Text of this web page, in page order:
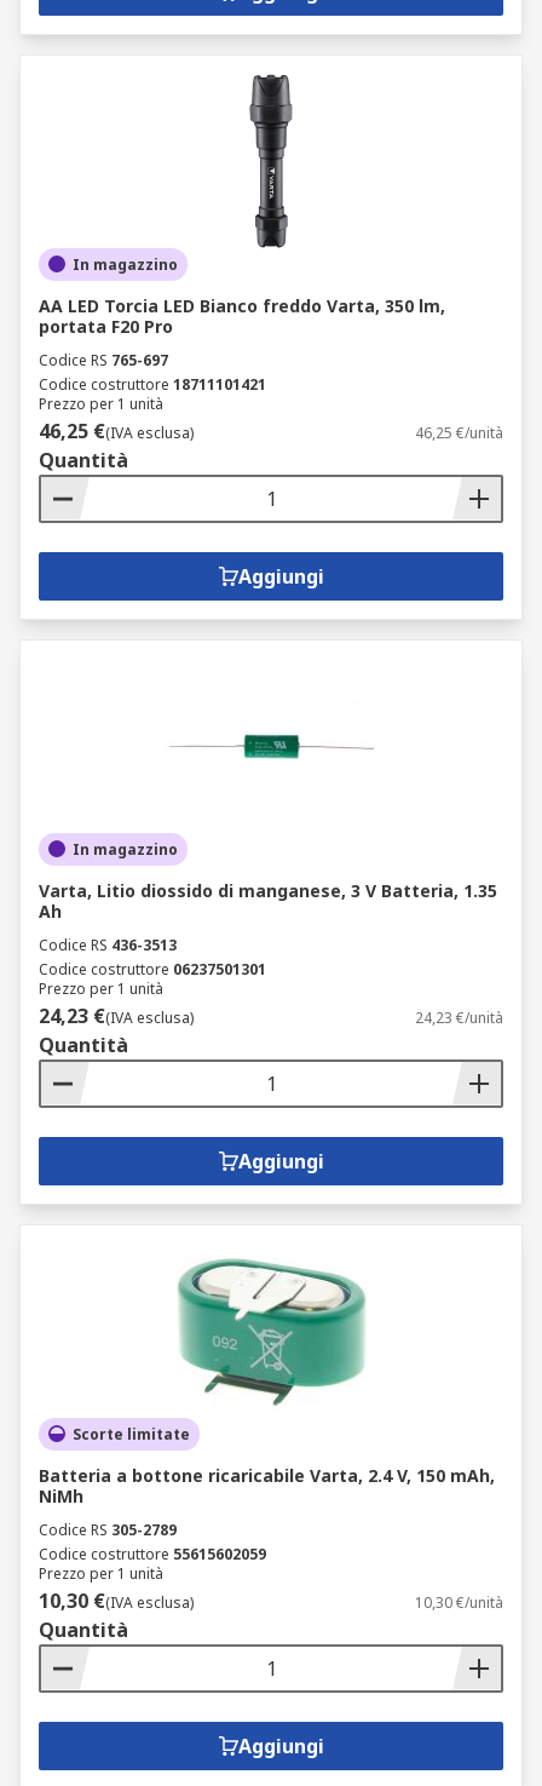
In magazzino
AA LED Torcia LED Bianco freddo Varta, 350 lm,
portata F20 Pro
Codice RS 765-697
Codice costruttore 18711101421
Prezzo per 1 unità
46,25 €(IVA esclusa) 46,25 €/unità
Quantità
Aggiungi
In magazzino
Varta, Litio diossido di manganese, 3 V Batteria, 1.35
Ah
Codice RS 436-3513
Codice costruttore 06237501301
Prezzo per 1 unità
24,23 €(IVA esclusa) 24,23 €/unità
Quantità
Aggiungi
Scorte limitate
Batteria a bottone ricaricabile Varta, 2.4 V, 150 mAh,
NiMh
Codice RS 305-2789
Codice costruttore 55615602059
Prezzo per 1 unità
10,30 €(IVA esclusa) 10,30 €/unità
Quantità
Aggiungi